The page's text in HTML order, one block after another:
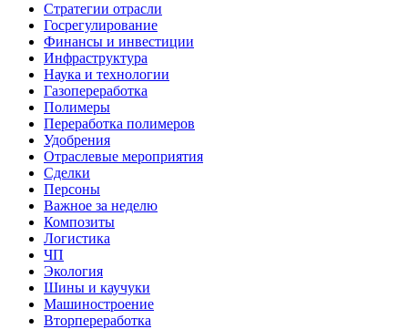
Стратегии отрасли
Госрегулирование
Финансы и инвестиции
Инфраструктура
Наука и технологии
Газопереработка
Полимеры
Переработка полимеров
Удобрения
Отраслевые мероприятия
Сделки
Персоны
Важное за неделю
Композиты
Логистика
ЧП
Экология
Шины и каучуки
Машиностроение
Вторпереработка